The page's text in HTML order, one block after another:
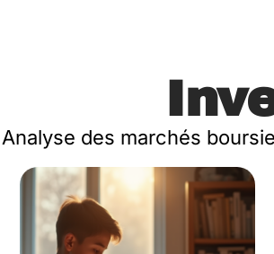
Analyse des marchés